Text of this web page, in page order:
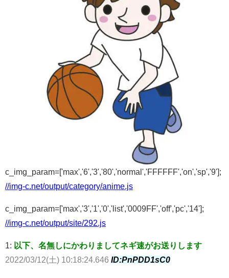
c_img_param=['max','6','3','80','normal','FFFFFF','on','sp','9'];
//img-c.net/output/category/anime.js
c_img_param=['max','3','1','0','list','0009FF','off','pc','14'];
//img-c.net/output/site/292.js
1: 以下、名無しにかわりましてネギ速がお送りします
2022/03/12(土) 10:18:24.646 ID:PnPDD1sC0